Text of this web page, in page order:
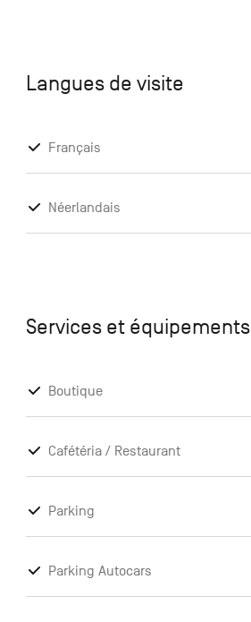
Langues de visite
Français
Néerlandais
Services et équipements
Boutique
Cafétéria / Restaurant
Parking
Parking Autocars